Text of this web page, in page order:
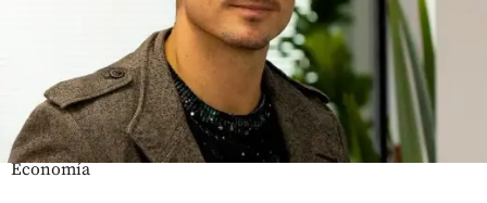
share
Economía